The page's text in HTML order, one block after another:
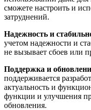
сможете настроить и
затруднений.
Надежность и
учетом надежности и
не вызывает сбоев или
Поддержка и
поддерживается
актуальность и
функции и улучшения
обновления.